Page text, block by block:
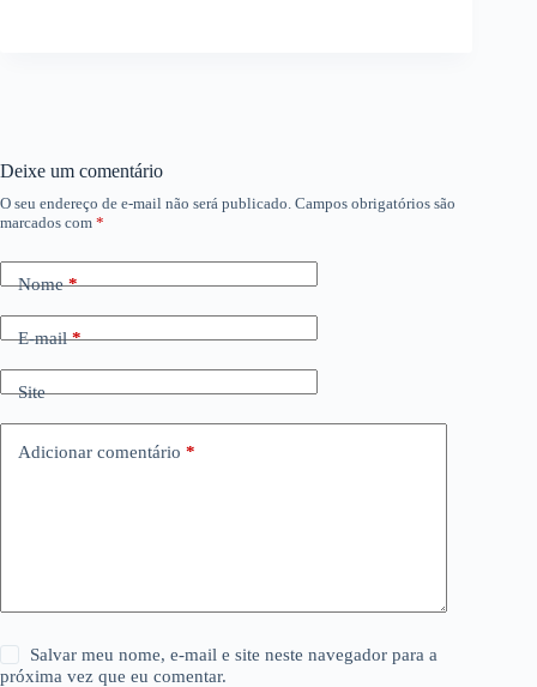
Deixe um comentário
O seu endereço de e-mail não será publicado. Campos obrigatórios são
marcados com *
Nome*
E-mail*
Site
Adicionar comentário *
Salvar meu nome, e-mail e site neste navegador para a
próxima vez que eu comentar.